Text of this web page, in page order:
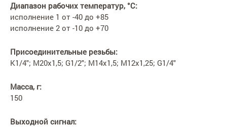
Диапазон рабочих температур, °С:
исполнение 1 от -40 до +85
исполнение 2 от -10 до +70
Присоединительные резьбы:
K1/4"; М20х1,5; G1/2"; М14х1,5; М12х1,25; G1/4"
Масса, г:
150
Выходной сигнал: